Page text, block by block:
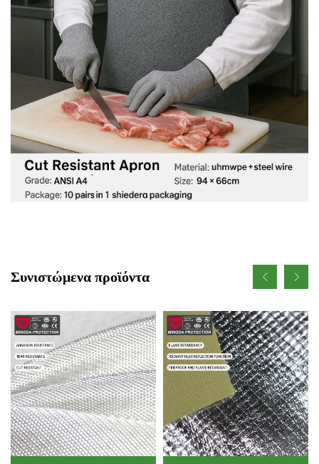
Συνιστώμενα προϊόντα